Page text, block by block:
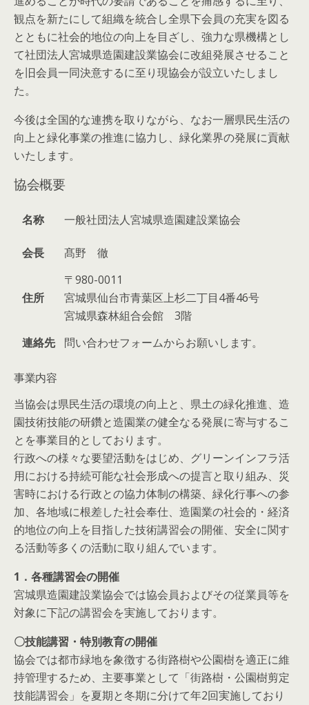
観点を新たにして組織を統合し全県下会員の充実を図る
とともに社会的地位の向上を目ざし、強力な県機構とし
て社団法人宮城県造園建設業協会に改組発展させること
を旧会員一同決意するに至り現協会が設立いたしまし
た。
今後は全国的な連携を取りながら、なお一層県民生活の
向上と緑化事業の推進に協力し、緑化業界の発展に貢献
いたします。
協会概要
名称 一般社団法人宮城県造園建設業協会
会長 髙野 徹
住所
〒980-0011
宮城県仙台市青葉区上杉二丁目4番46号
宮城県森林組合会館 3階
連絡先
問い合わせフォームからお願いします。
事業内容
当協会は県民生活の環境の向上と、県土の緑化推進、造
園技術技能の研鑽と造園業の健全なる発展に寄与するこ
とを事業目的としております。
行政への様々な要望活動をはじめ、グリーンインフラ活
用における持続可能な社会形成への提言と取り組み、災
害時における行政との協力体制の構築、緑化行事への参
加、各地域に根差した社会奉仕、造園業の社会的・経済
的地位の向上を目指した技術講習会の開催、安全に関す
る活動等多くの活動に取り組んでいます。
1．各種講習会の開催
宮城県造園建設業協会では協会員およびその従業員等を
対象に下記の講習会を実施しております。
〇技能講習・特別教育の開催
協会では都市緑地を象徴する街路樹や公園樹を適正に維
持管理するため、主要事業として「街路樹・公園樹剪定
技能講習会」を夏期と冬期に分けて年2回実施しており